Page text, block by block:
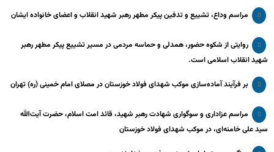
مراسم وداع، تشییع و تدفین پیکر مطهر رهبر شهید انقلاب و اعضای خانواده ایشان
روایتی از شکوه حضور، همدلی و حماسه مردمی در مسیر تشییع پیکر مطهر رهبر
شهید انقلاب اسلامی است.
بر فرآیند آماده‌سازی موکب شهدای فولاد خوزستان در مصلای امام خمینی (ره) تهران
مراسم عزاداری و سوگواری شهادت رهبر شهید، قائد امت اسلام، حضرت آیت‌الله
سید علی خامنه‌ای، در موکب شهدای فولاد خوزستان